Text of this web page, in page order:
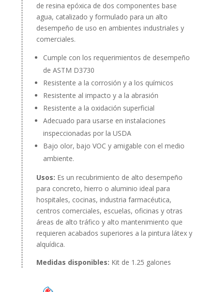
de resina epóxica de dos componentes base
agua, catalizado y formulado para un alto
desempeño de uso en ambientes industriales y
comerciales.
Cumple con los requerimientos de desempeño
de ASTM D3730
Resistente a la corrosión y a los químicos
Resistente al impacto y a la abrasión
Resistente a la oxidación superficial
Adecuado para usarse en instalaciones
inspeccionadas por la USDA
Bajo olor, bajo VOC y amigable con el medio
ambiente.
Usos: Es un recubrimiento de alto desempeño
para concreto, hierro o aluminio ideal para
hospitales, cocinas, industria farmacéutica,
centros comerciales, escuelas, oficinas y otras
áreas de alto tráfico y alto mantenimiento que
requieren acabados superiores a la pintura látex y
alquídica.
Medidas disponibles: Kit de 1.25 galones